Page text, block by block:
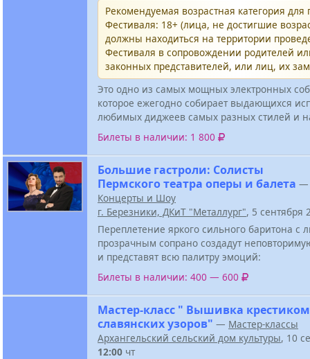
Рекомендуемая возрастная категория
Фестиваля: 18+ (лица, не достигшие
должны находиться на территории
Фестиваля в сопровождении родителей
законных представителей, или лиц, их
Это одно из самых мощных электронных
которое ежегодно собирает выдающихся
любимых диджеев самых разных стилей и
Билеты в наличии: 1 800
Большие гастроли: Солисты
Пермского театра оперы и балета —
Концерты и Шоу
г. Березники, ДКиТ "Металлург", 5 сентября
Переплетение яркого сильного баритона с
прозрачным сопрано создадут
и представят всю палитру эмоций:
Билеты в наличии: 400 — 600
Мастер-класс " Вышивка крестиком
славянских узоров" — Мастер-классы
Архангельский сельский дом культуры, 10
12:00 чт